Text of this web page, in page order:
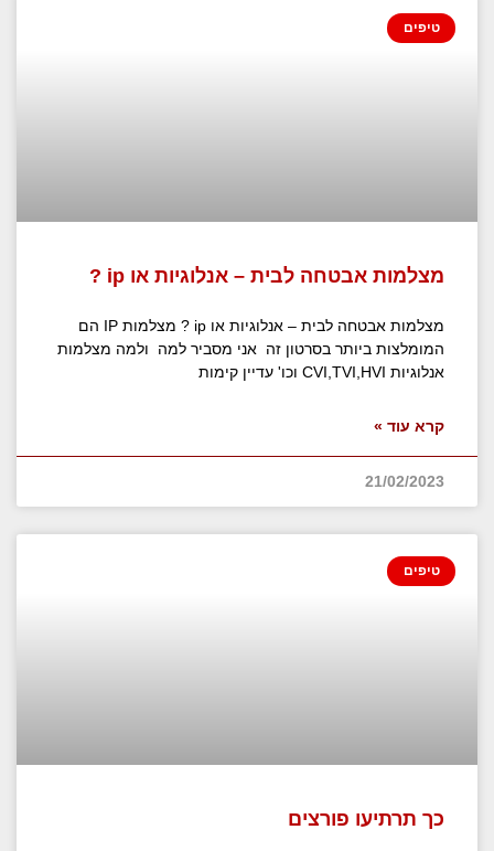
טיפים
מצלמות אבטחה לבית – אנלוגיות או ip ?
מצלמות אבטחה לבית – אנלוגיות או ip ? מצלמות IP הם
המומלצות ביותר בסרטון זה אני מסביר למה ולמה מצלמות
אנלוגיות CVI,TVI,HVI וכו' עדיין קימות
קרא עוד »
21/02/2023
טיפים
כך תרתיעו פורצים